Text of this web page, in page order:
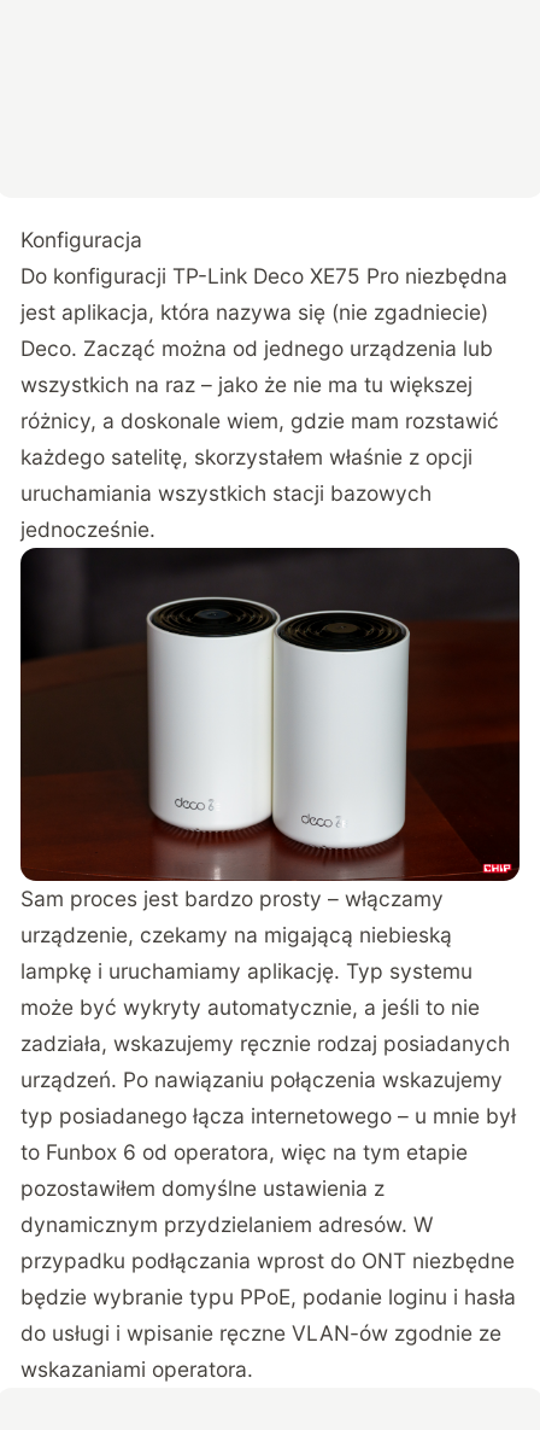
Konfiguracja
Do konfiguracji TP-Link Deco XE75 Pro niezbędna
jest aplikacja, która nazywa się (nie zgadniecie)
Deco. Zacząć można od jednego urządzenia lub
wszystkich na raz – jako że nie ma tu większej
różnicy, a doskonale wiem, gdzie mam rozstawić
każdego satelitę, skorzystałem właśnie z opcji
uruchamiania wszystkich stacji bazowych
jednocześnie.
Sam proces jest bardzo prosty – włączamy
urządzenie, czekamy na migającą niebieską
lampkę i uruchamiamy aplikację. Typ systemu
może być wykryty automatycznie, a jeśli to nie
zadziała, wskazujemy ręcznie rodzaj posiadanych
urządzeń. Po nawiązaniu połączenia wskazujemy
typ posiadanego łącza internetowego – u mnie był
to Funbox 6 od operatora, więc na tym etapie
pozostawiłem domyślne ustawienia z
dynamicznym przydzielaniem adresów. W
przypadku podłączania wprost do ONT niezbędne
będzie wybranie typu PPoE, podanie loginu i hasła
do usługi i wpisanie ręczne VLAN-ów zgodnie ze
wskazaniami operatora.